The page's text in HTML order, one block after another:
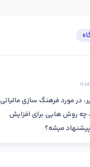
در مورد فرهنگ سازی مالیاتی
چه روش هایی برای افزایش
میشه؟